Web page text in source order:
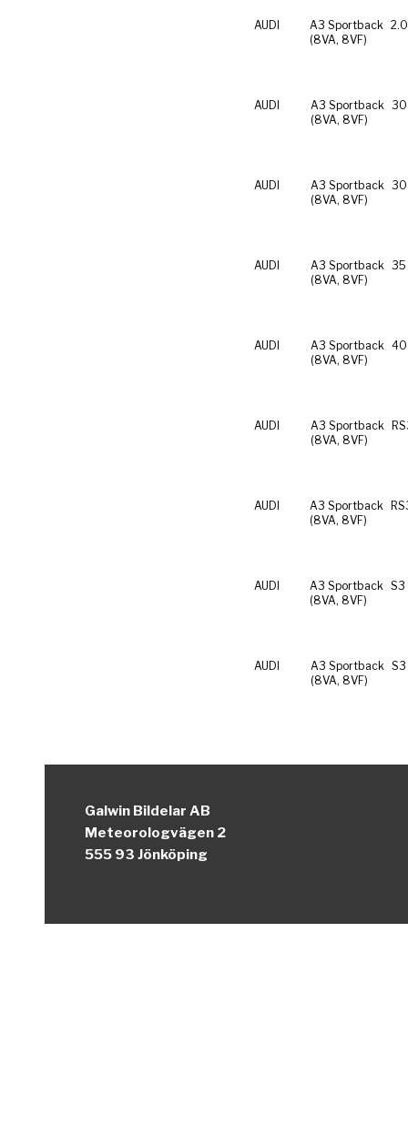
AUDI
A3 Sportback
(8VA, 8VF)
AUDI
A3 Sportback
(8VA, 8VF)
30
AUDI
A3 Sportback
(8VA, 8VF)
30
AUDI
A3 Sportback
(8VA, 8VF)
35
AUDI
A3 Sportback
(8VA, 8VF)
40
AUDI
A3 Sportback
(8VA, 8VF)
AUDI
A3 Sportback
(8VA, 8VF)
AUDI
A3 Sportback
(8VA, 8VF)
AUDI
A3 Sportback
(8VA, 8VF)
Galwin Bildelar AB
Meteorologvägen 2
555 93 Jönköping